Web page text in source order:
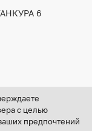
6
НН»
с целью
предпочтений